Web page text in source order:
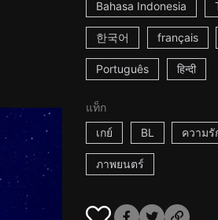
Bahasa Indonesia
한국어 français
Português हिन्दी
แท็ก
เกย์
BL ความรั
ภาพยนตร์